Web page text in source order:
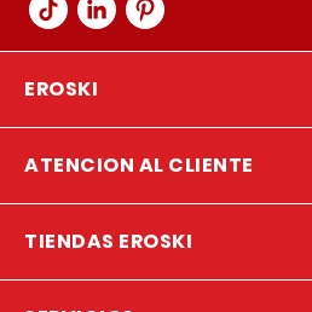
EROSKI
ATENCION AL CLIENTE
TIENDAS EROSKI